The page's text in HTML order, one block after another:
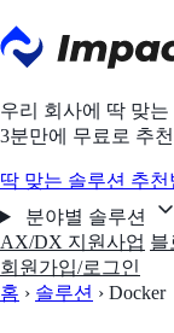
우리 회사에 딱 맞는
3분만에 무료로 추
딱 맞는 솔루션 추천
분야별 솔루션
AX/DX 지원사업 블
회원가입/로그인
홈 › 솔루션 › Docker